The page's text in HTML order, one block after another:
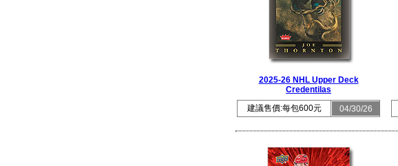
2025-26 NHL Upper Deck
Credentilas
建議售價:每包600元
04/30/26